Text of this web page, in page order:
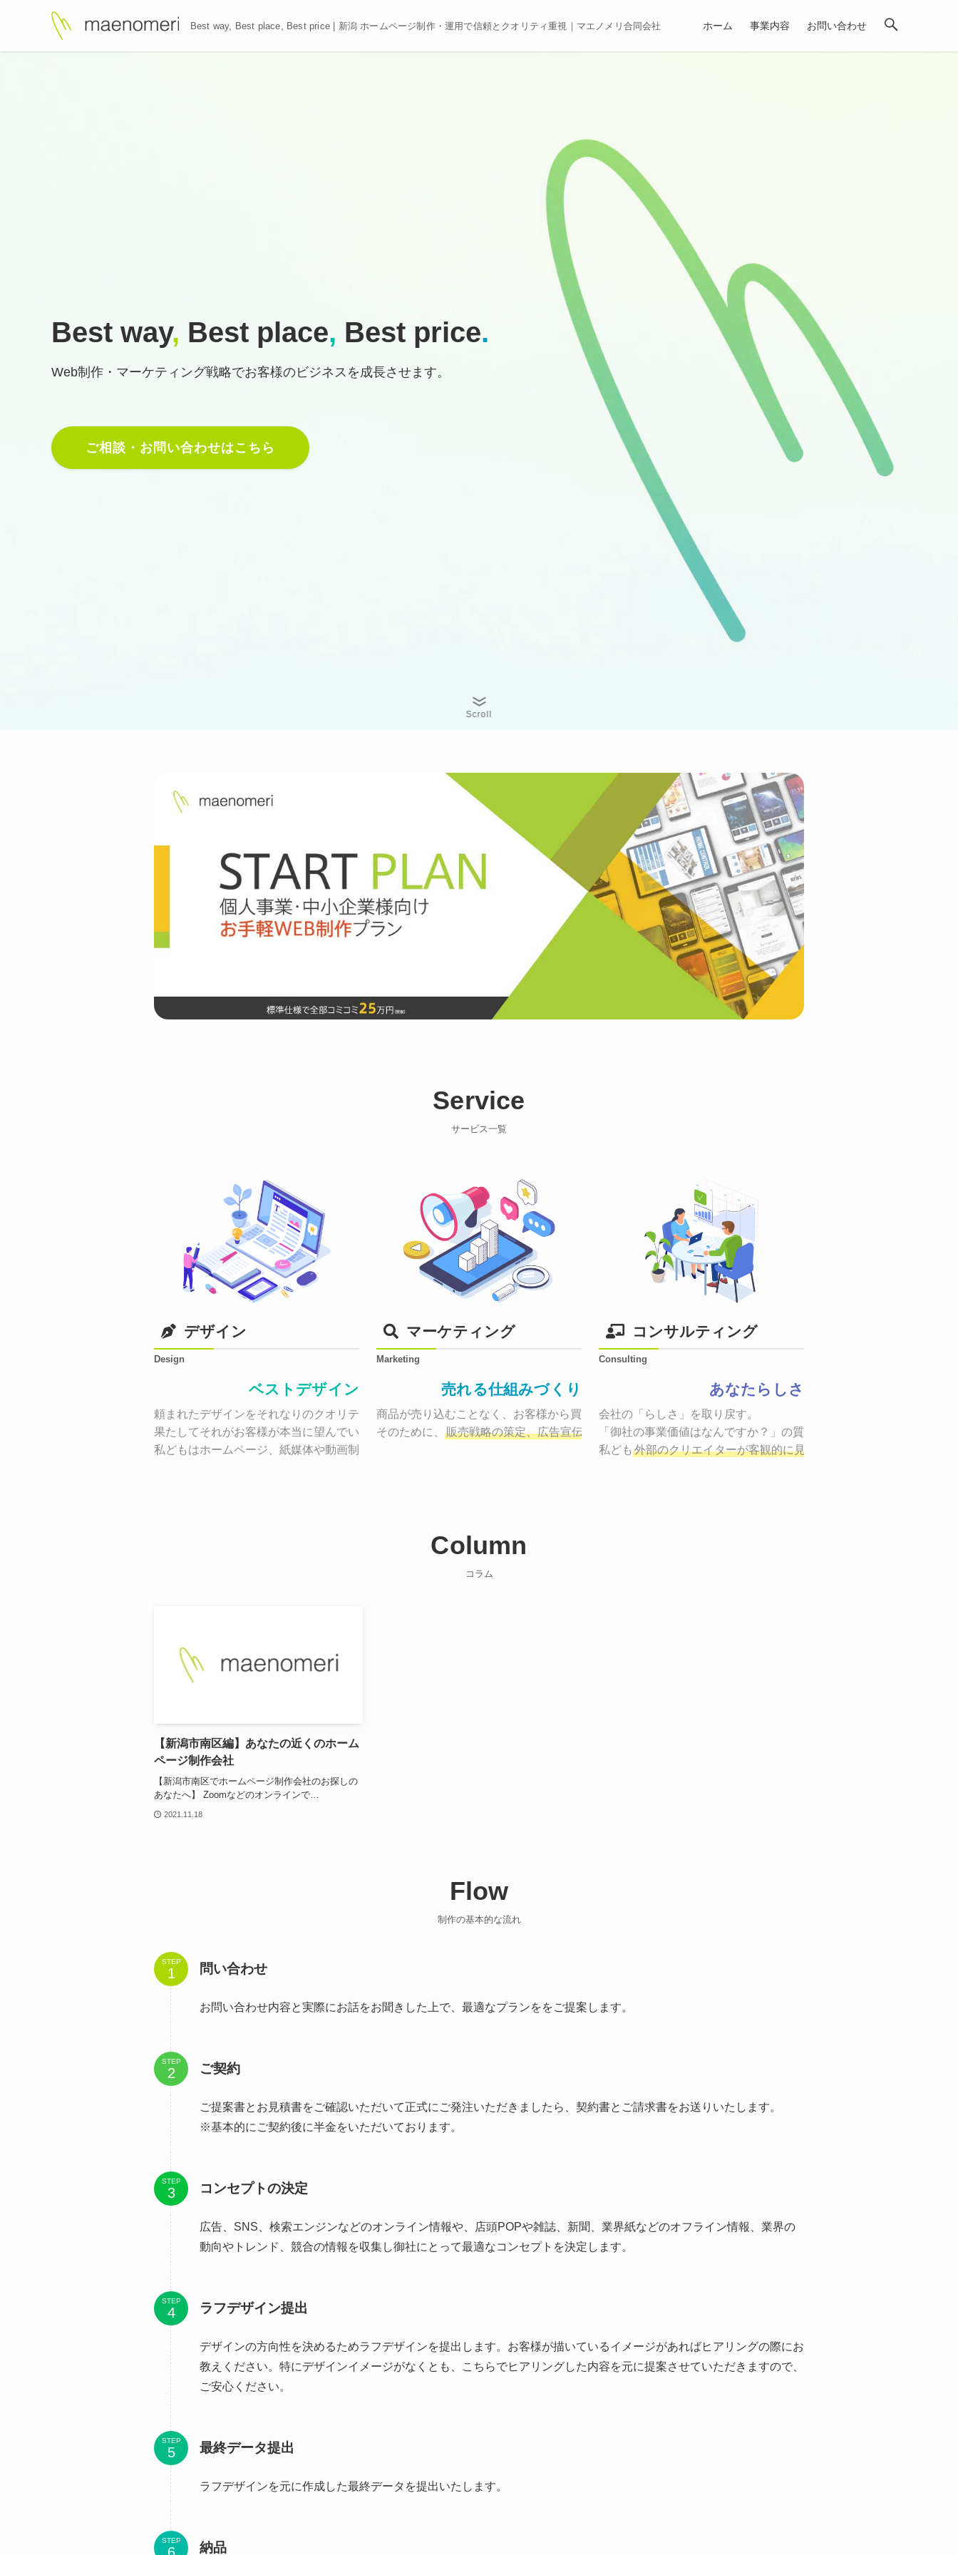
Best way, Best place, Best price | 新潟 ホームページ制作・運用で信頼とクオリティ重視｜マエノメリ合同会社 ホーム 事業内容 お問い合わせ
Best way, Best place, Best price.
Web制作・マーケティング戦略でお客様のビジネスを成長させます。
ご相談・お問い合わせはこちら
Scroll
Service
サービス一覧
デザイン
Design
ベストデザイン
頼まれたデザインをそれなりのクオリティーで作り納品する。
果たしてそれがお客様が本当に望んでいた、デザインのゴールでしょうか。
私どもはホームページ、紙媒体や動画制作まで
お客様のサービスを適した場所へ届けるために、適切な方法を企画しご提案いたします。
マーケティング
Marketing
売れる仕組みづくり
商品が売り込むことなく、お客様から買いたくなる状態をつくるために、適した場所へ適切なターゲットに向け
そのために、
販売戦略の策定、広告宣伝に効果検証までの一連のプロセスを考え実行・検証・修正
コンサルティング
Consulting
あなたらしさ
会社の「らしさ」を取り戻す。
「御社の事業価値はなんですか？」の質問に答えることはできるでし
私ども 外部のクリエイターが客観的に見ながら最終的な絵を描き、
Column
コラム
【新潟市南区編】あなたの近くのホーム
ページ制作会社
【新潟市南区でホームページ制作会社のお探しの
あなたへ】 Zoomなどのオンラインで…
2021.11.18
Flow
制作の基本的な流れ
STEP 問い合わせ
お問い合わせ内容と実際にお話をお聞きした上で、最適なプランををご提案します。
STEP ご契約
ご提案書とお見積書をご確認いただいて正式にご発注いただきましたら、契約書とご請求書をお送りいたします。
※基本的にご契約後に半金をいただいております。
STEP コンセプトの決定
広告、SNS、検索エンジンなどのオンライン情報や、店頭POPや雑誌、新聞、業界紙などのオフライン情報、業界の
動向やトレンド、競合の情報を収集し御社にとって最適なコンセプトを決定します。
STEP ラフデザイン提出
デザインの方向性を決めるためラフデザインを提出します。お客様が描いているイメージがあればヒアリングの際にお
教えください。特にデザインイメージがなくとも、こちらでヒアリングした内容を元に提案させていただきますので、
ご安心ください。
STEP 最終データ提出
ラフデザインを元に作成した最終データを提出いたします。
STEP 納品